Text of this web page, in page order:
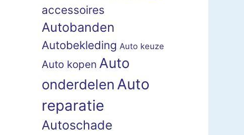
accessoires
Autobanden
Autobekleding Auto keuze
Auto kopen Auto
onderdelen Auto
reparatie
Autoschade